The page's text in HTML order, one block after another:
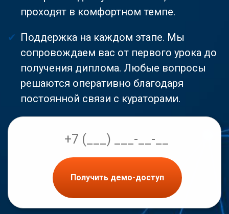
проходят в комфортном темпе.
Поддержка на каждом этапе. Мы
сопровождаем вас от первого урока до
получения диплома. Любые вопросы
решаются оперативно благодаря
постоянной связи с кураторами.
Получить демо-доступ